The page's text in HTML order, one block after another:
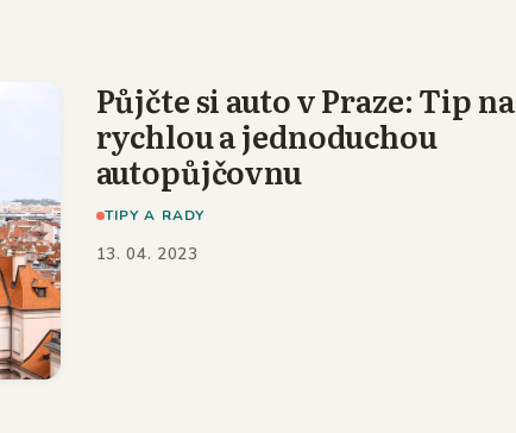
Půjčte si auto v Praze: Tip na
rychlou a jednoduchou
autopůjčovnu
TIPY A RADY
13. 04. 2023